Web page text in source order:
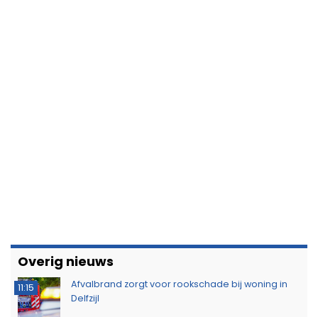
Overig nieuws
11:15
Afvalbrand zorgt voor rookschade bij woning in
Delfzijl